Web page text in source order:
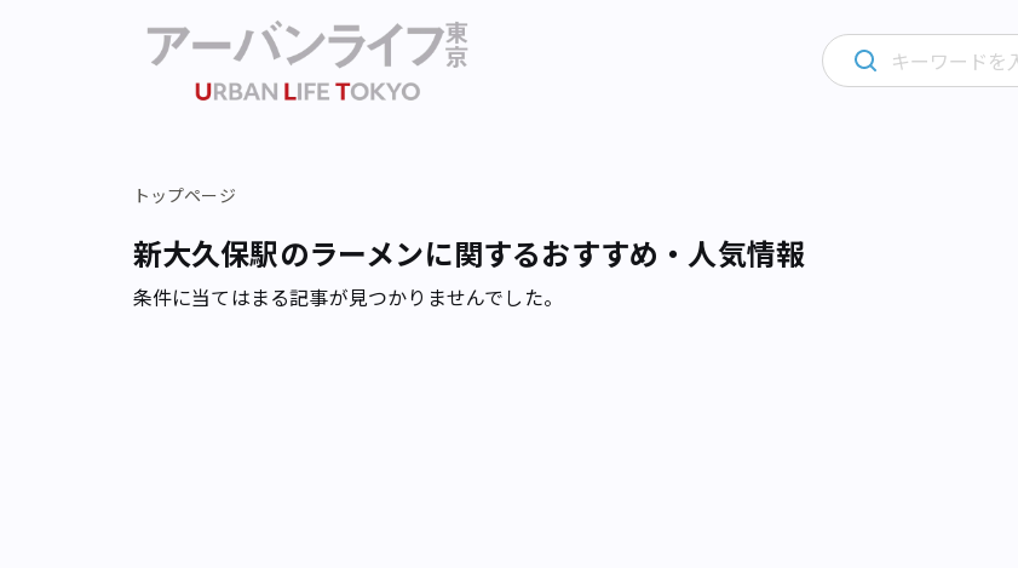
トップページ
新大久保駅のラーメンに関するおすすめ・人気情報
条件に当てはまる記事が見つかりませんでした。